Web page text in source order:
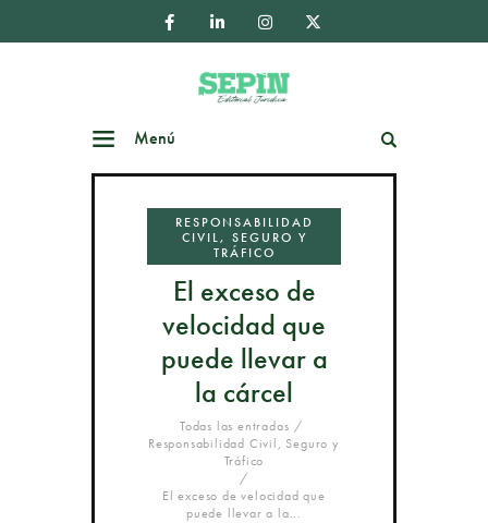
Menú
RESPONSABILIDAD
CIVIL, SEGURO Y
TRÁFICO
El exceso de
velocidad que
puede llevar a
la cárcel
Todas las entradas
Responsabilidad Civil, Seguro y
Tráfico
El exceso de velocidad que
puede llevar a la...